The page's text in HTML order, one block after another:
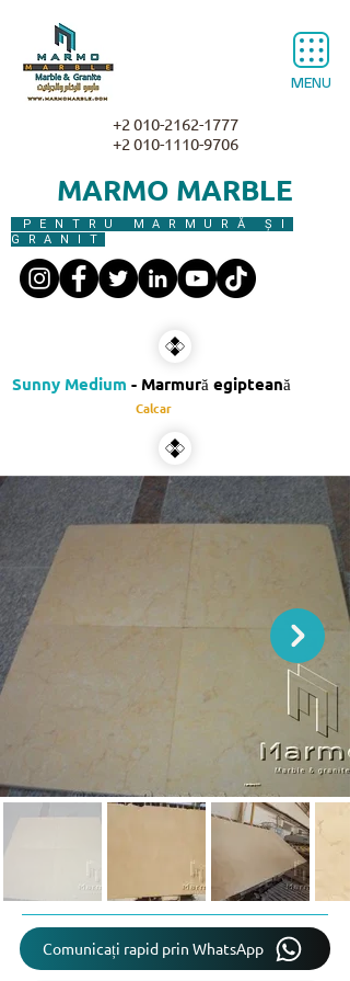
MENU
MARMO MARBLE
PENTRU MARMURĂ ȘI
GRANIT
+2 010-2162-1777
+2 010-1110-9706
Sunny Medium - Marmură egipteană
Calcar
Comunicați rapid prin WhatsApp